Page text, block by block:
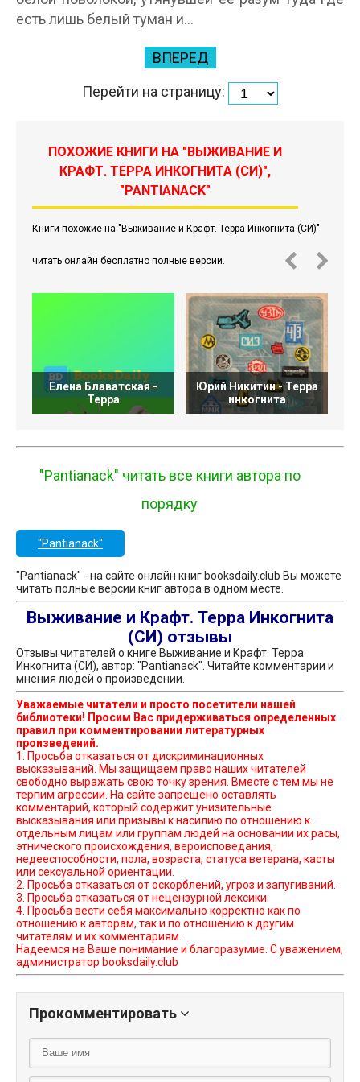
есть лишь белый туман и…
ВПЕРЕД
Перейти на страницу:
ПОХОЖИЕ КНИГИ НА "ВЫЖИВАНИЕ И
КРАФТ. ТЕРРА ИНКОГНИТА (СИ)",
"PANTIANACK"
Книги похожие на "Выживание и Крафт. Терра Инкогнита (СИ)"
читать онлайн бесплатно полные версии.
Елена Блаватская -
Терра
Юрий Никитин - Терра
инкогнита
"Pantianack" читать все книги автора по
порядку
"Pantianack"
"Pantianack" - на сайте онлайн книг booksdaily.club Вы можете
читать полные версии книг автора в одном месте.
Выживание и Крафт. Терра Инкогнита
(СИ) отзывы
Отзывы читателей о книге Выживание и Крафт. Терра
Инкогнита (СИ), автор: "Pantianack". Читайте комментарии и
мнения людей о произведении.
Уважаемые читатели и просто посетители нашей
библиотеки! Просим Вас придерживаться определенных
правил при комментировании литературных
произведений.
1. Просьба отказаться от дискриминационных
высказываний. Мы защищаем право наших читателей
свободно выражать свою точку зрения. Вместе с тем мы не
терпим агрессии. На сайте запрещено оставлять
комментарий, который содержит унизительные
высказывания или призывы к насилию по отношению к
отдельным лицам или группам людей на основании их расы,
этнического происхождения, вероисповедания,
недееспособности, пола, возраста, статуса ветерана, касты
или сексуальной ориентации.
2. Просьба отказаться от оскорблений, угроз и запугиваний.
3. Просьба отказаться от нецензурной лексики.
4. Просьба вести себя максимально корректно как по
отношению к авторам, так и по отношению к другим
читателям и их комментариям.
Надеемся на Ваше понимание и благоразумие. С уважением,
администратор booksdaily.club
Прокомментировать